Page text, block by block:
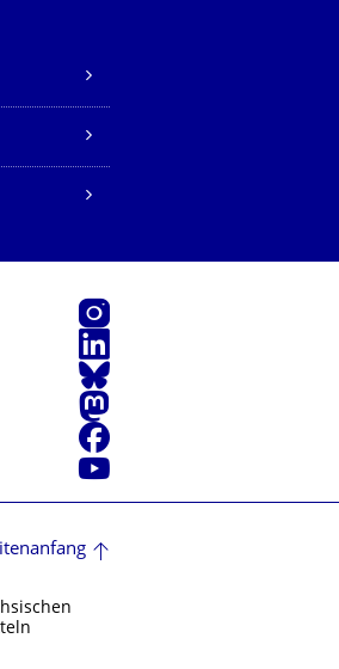
Instagram
LinkedIn
Bluesky
Mastodon
Facebook
Youtube